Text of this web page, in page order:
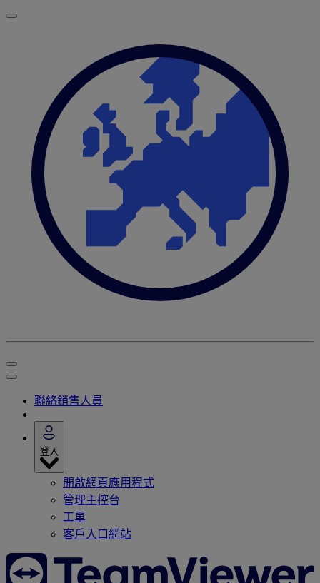
聯絡銷售人員
登入
開啟網頁應用程式
管理主控台
工單
客戶入口網站